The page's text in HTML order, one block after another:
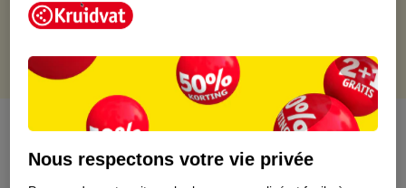
Points gratuits avec ta carte Kruidvat
À propos de ce produit
Informations relatives au produit
Nous respectons votre vie privée